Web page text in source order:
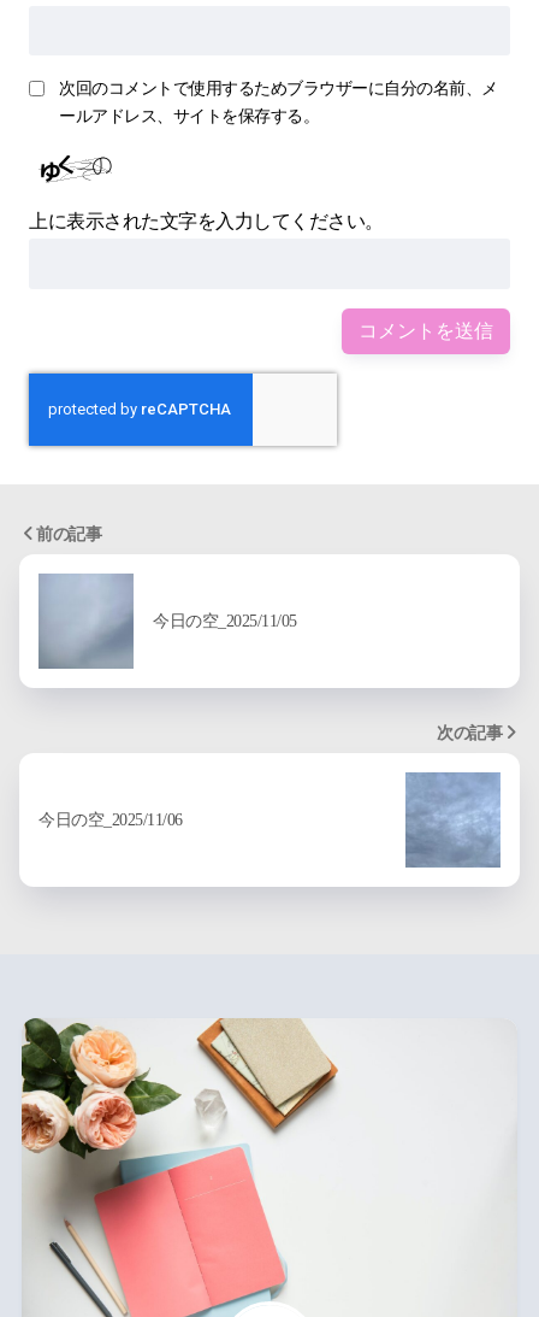
次回のコメントで使用するためブラウザーに自分の名前、メ
ールアドレス、サイトを保存する。
上に表示された文字を入力してください。
前の記事
今日の空_2025/11/05
次の記事
今日の空_2025/11/06